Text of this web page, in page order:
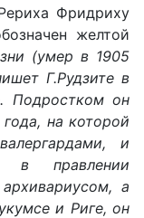
Фридриху
желтой
(умер в 1905
Г.Рудзите в
Подростком он
на которой
и
правлении
а
и Риге, он